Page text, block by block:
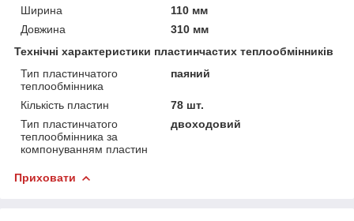
Ширина
110 мм
Довжина
310 мм
Технічні характеристики пластинчастих теплообмінників
Тип пластинчатого
теплообмінника
паяний
Кількість пластин
78 шт.
Тип пластинчатого
теплообмінника за
компонуванням пластин
двоходовий
Приховати